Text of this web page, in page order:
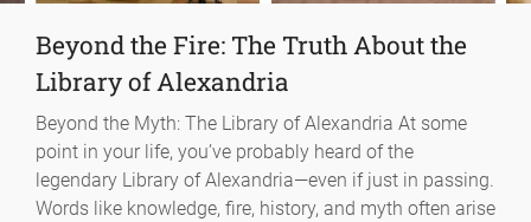
Beyond the Fire: The Truth About the
Library of Alexandria
Beyond the Myth: The Library of Alexandria At some
point in your life, you’ve probably heard of the
legendary Library of Alexandria—even if just in passing.
Words like knowledge, fire, history, and myth often arise